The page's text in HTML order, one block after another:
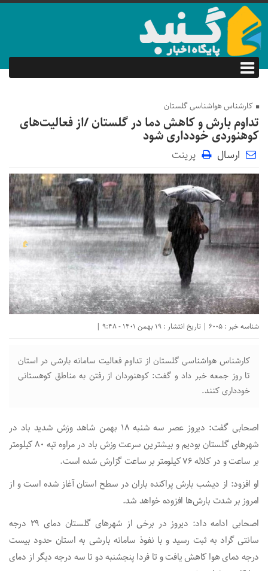
کارشناس هواشناسی گلستان
تداوم بارش‌ و کاهش دما در گلستان /از فعالیت‌های
کوهنوردی خودداری شود
ارسال پرینت
شناسه خبر : 6005 | تاریخ انتشار : 19 بهمن 1401 - 9:48 |
کارشناس هواشناسی گلستان از تداوم فعالیت سامانه بارشی در استان
تا روز جمعه خبر داد و گفت: کوهنوردان از رفتن به مناطق کوهستانی
خودداری کنند.
اصحابی گفت: دیروز عصر سه شنبه ۱۸ بهمن شاهد وزش شدید باد در
شهر‌های گلستان بودیم و بیشترین سرعت وزش باد در مراوه تپه ۸۰ کیلومتر
بر ساعت و در کلاله ۷۶ کیلومتر بر ساعت گزارش شده است.
او افزود: از دیشب بارش پراکنده باران در سطح استان آغاز شده است و از
امروز بر شدت بارش‌ها افزوده خواهد شد.
اصحابی ادامه داد: دیروز در برخی از شهر‌های گلستان دمای ۲۹ درجه
سانتی گراد به ثبت رسید و با نفوذ سامانه بارشی به استان حدود بیست
درجه دمای هوا کاهش یافت و تا فردا پنجشنبه دو تا سه درجه دیگر از دمای